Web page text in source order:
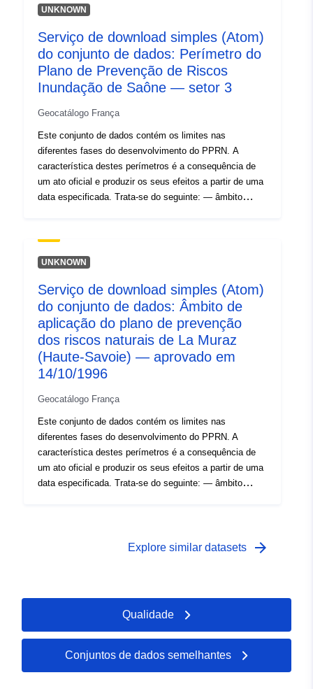
aprovado. Este perímetro aprovado é uma facilidade de
âmbito do estudo que corresponde ao envelope em que
os perigos foram estudados.
UNKNOWN
Serviço de download simples (Atom)
do conjunto de dados: Perímetro do
Plano de Prevenção de Riscos
Inundação de Saône — setor 3
Geocatálogo França
Este conjunto de dados contém os limites nas
diferentes fases do desenvolvimento do PPRN. A
característica destes perímetros é a consequência de
um ato oficial e produzir os seus efeitos a partir de uma
data especificada. Trata-se do seguinte: — âmbito
risco que corresponde ao âmbito regulado pelo RPP
aprovado. Este perímetro aprovado é uma facilidade de
âmbito do estudo que corresponde ao envelope em que
os perigos foram estudados.
UNKNOWN
Serviço de download simples (Atom)
do conjunto de dados: Âmbito de
aplicação do plano de prevenção
dos riscos naturais de La Muraz
(Haute-Savoie) — aprovado em
14/10/1996
Geocatálogo França
Este conjunto de dados contém os limites nas
diferentes fases do desenvolvimento do PPRN. A
característica destes perímetros é a consequência de
um ato oficial e produzir os seus efeitos a partir de uma
data especificada. Trata-se do seguinte: — âmbito
aprovado. Este perímetro aprovado é uma facilidade de
Explore similar datasets arrow_forward
Qualidade
Conjuntos de dados semelhantes